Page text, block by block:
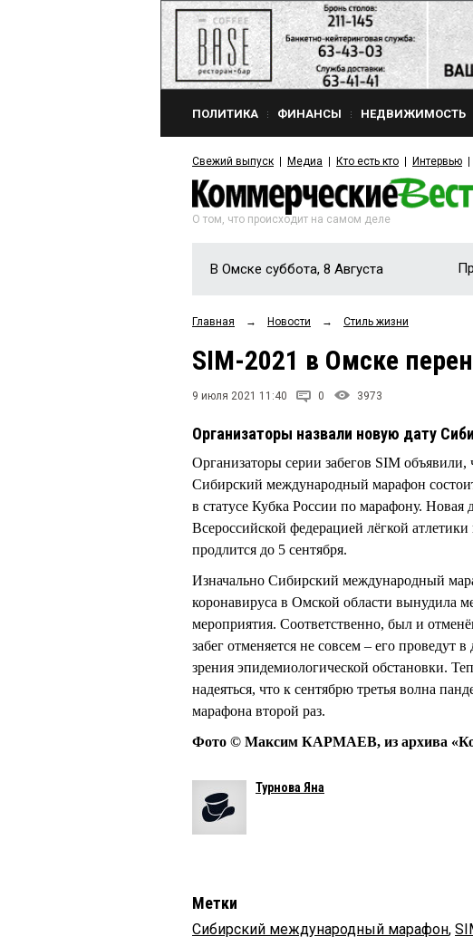
ПОЛИТИКА ФИНАНСЫ НЕДВИЖИМОСТЬ
Свежий выпуск Медиа Кто есть кто Интервью
О том, что происходит на самом деле
В Омске суббота, 8 Августа
Главная → Новости → Стиль жизни
SIM-2021 в Омске
9 июля 2021 11:40 0 3973
Организаторы назвали новую дату
Организаторы серии забегов SIM
Сибирский международный марафон
в статусе Кубка России по марафону. Новая
Всероссийской федерацией лёгкой
продлится до 5 сентября.
Изначально Сибирский международный
коронавируса в Омской области вынудила
мероприятия. Соответственно, был и
забег отменяется не совсем – его проведут
зрения эпидемиологической обстановки.
надеяться, что к сентябрю третья волна
марафона второй раз.
Фото © Максим КАРМАЕВ, из архива
Турнова Яна
Метки
Сибирский международный марафон,